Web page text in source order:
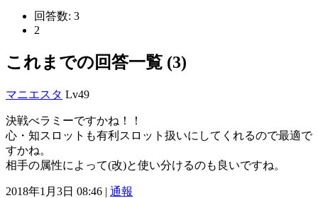
回答数: 3
2
これまでの回答一覧 (3)
マニエスタ Lv49
決戦べラミーですかね！！
心・知スロットも有利スロット扱いにしてくれるので最適で
すかね。
相手の属性によって(改)と使い分けるのも良いですね。
2018年1月3日 08:46 | 通報